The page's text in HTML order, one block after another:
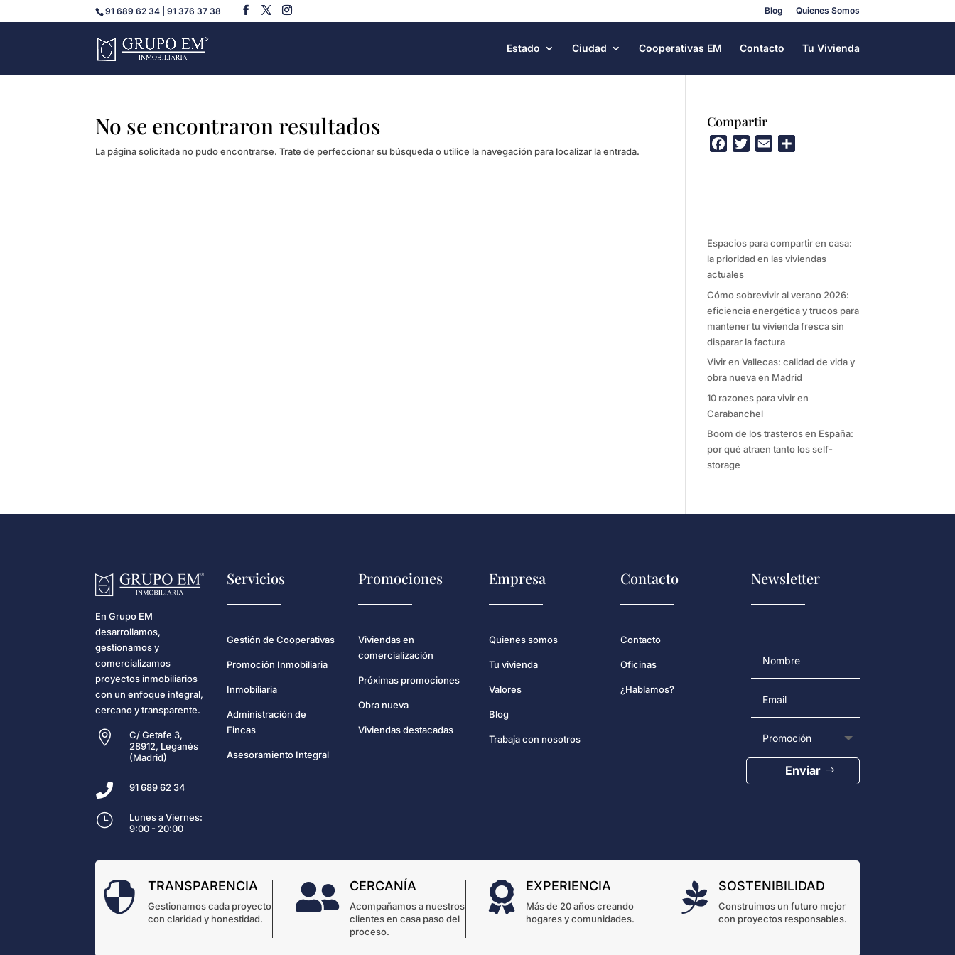
91 689 62 34 | 91 376 37 38 Blog Quienes Somos
Estado Ciudad Cooperativas EM Contacto Tu Vivienda
No se encontraron resultados
La página solicitada no pudo encontrarse. Trate de perfeccionar su búsqueda o utilice la navegación para localizar la entrada.
Compartir
o
k
r
t
i
Espacios para compartir en casa:
la prioridad en las viviendas
actuales
Cómo sobrevivir al verano 2026:
eficiencia energética y trucos para
mantener tu vivienda fresca sin
disparar la factura
Vivir en Vallecas: calidad de vida y
obra nueva en Madrid
10 razones para vivir en
Carabanchel
Boom de los trasteros en España:
por qué atraen tanto los self-
storage
En Grupo EM
desarrollamos,
gestionamos y
comercializamos
proyectos inmobiliarios
con un enfoque integral,
cercano y transparente.

C/ Getafe 3,
28912, Leganés
(Madrid)
 91 689 62 34
}
Lunes a Viernes:
9:00 - 20:00
Servicios
Gestión de Cooperativas
Promoción Inmobiliaria
Inmobiliaria
Administración de
Fincas
Asesoramiento Integral
Promociones
Viviendas en
comercialización
Próximas promociones
Obra nueva
Viviendas destacadas
Empresa
Quienes somos
Tu vivienda
Valores
Blog
Trabaja con nosotros
Contacto
Contacto
Oficinas
¿Hablamos?
Newsletter
Enviar
 TRANSPARENCIA
Gestionamos cada proyecto
con claridad y honestidad.
 CERCANÍA
Acompañamos a nuestros
clientes en casa paso del
proceso.
 EXPERIENCIA
Más de 20 años creando
hogares y comunidades.
 SOSTENIBILIDAD
Construimos un futuro mejor
con proyectos responsables.